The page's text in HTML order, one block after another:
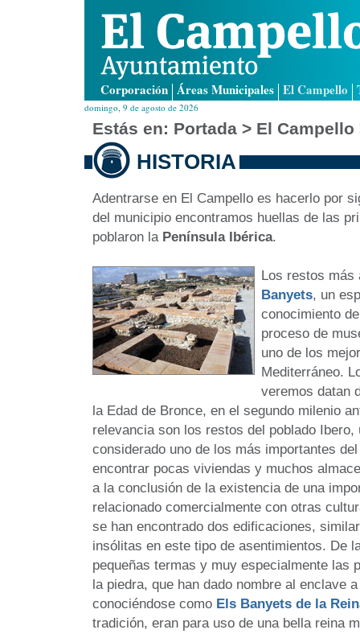
Corporación Áreas Municipales El Campello
domingo, 9 de agosto de 2026
Estás en: Portada > El
HISTORIA
Adentrarse en El Campello es hacerlo por
del municipio encontramos huellas de las
poblaron la Península Ibérica.
Los restos más
Banyets, un
conocimiento
proceso de
uno de los
Mediterráneo.
veremos datan
la Edad de Bronce, en el segundo milenio
relevancia son los restos del poblado
considerado uno de los más importantes
encontrar pocas viviendas y muchos
a la conclusión de la existencia de una
relacionado comercialmente con otras
se han encontrado dos edificaciones,
insólitas en este tipo de asentimientos. De
pequeñas termas y muy especialmente
la piedra, que han dado nombre al enclave
conociéndose como Els Banyets de la
tradición, eran para uso de una bella reina